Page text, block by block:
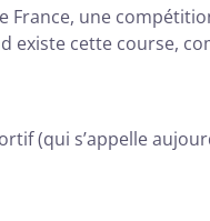
France, une
existe cette course,
(qui s’appelle